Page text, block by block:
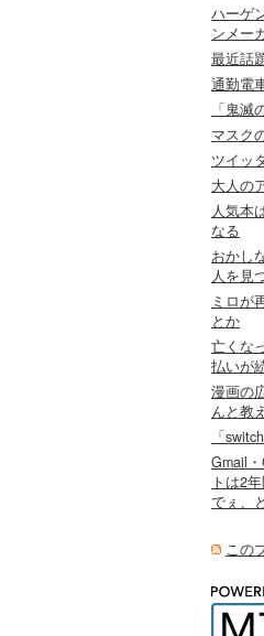
ハーゲ
ンメー
最近話
通勤電
「鬼
マスク
ツイッ
大人の
人気本
なる
おかし
人を見
ミロが
とか
亡くな
払いが
漫画の
んと教
「
Gmail
トは2
でぇ、
この